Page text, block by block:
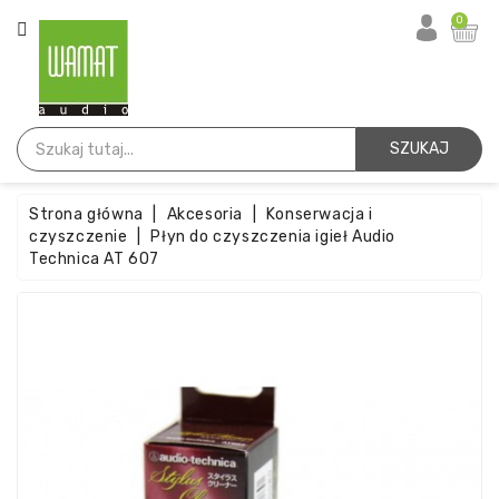
KATEGORIA
Główna
Igły
Wkładki
Paski
0
SZUKAJ
Strona główna Akcesoria
Konserwacja i
czyszczenie
Płyn do czyszczenia igieł Audio
Technica AT 607